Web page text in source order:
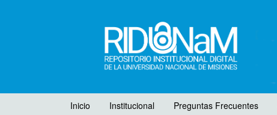
Inicio Institucional Preguntas Frecuentes